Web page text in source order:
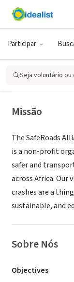
Participar
Seja voluntário
ONG (SETOR
Saferoads
Mobility
Yaoundé, Centre
Missão
The SafeRoads
is a non-profit
safer and
across Africa. Our
crashes are a
sustainable, and
Sobre Nós
Objectives